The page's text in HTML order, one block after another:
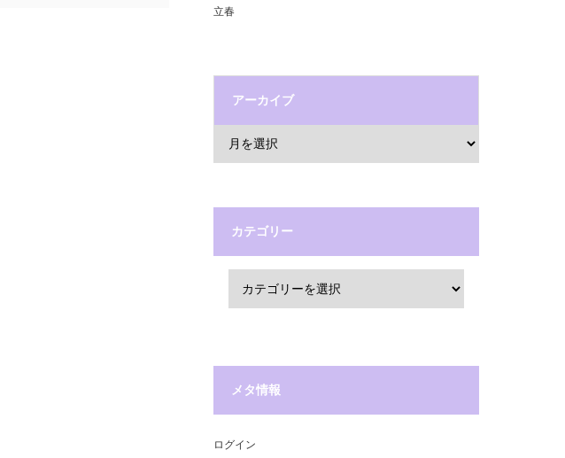
立春
アーカイブ
カテゴリー
メタ情報
ログイン